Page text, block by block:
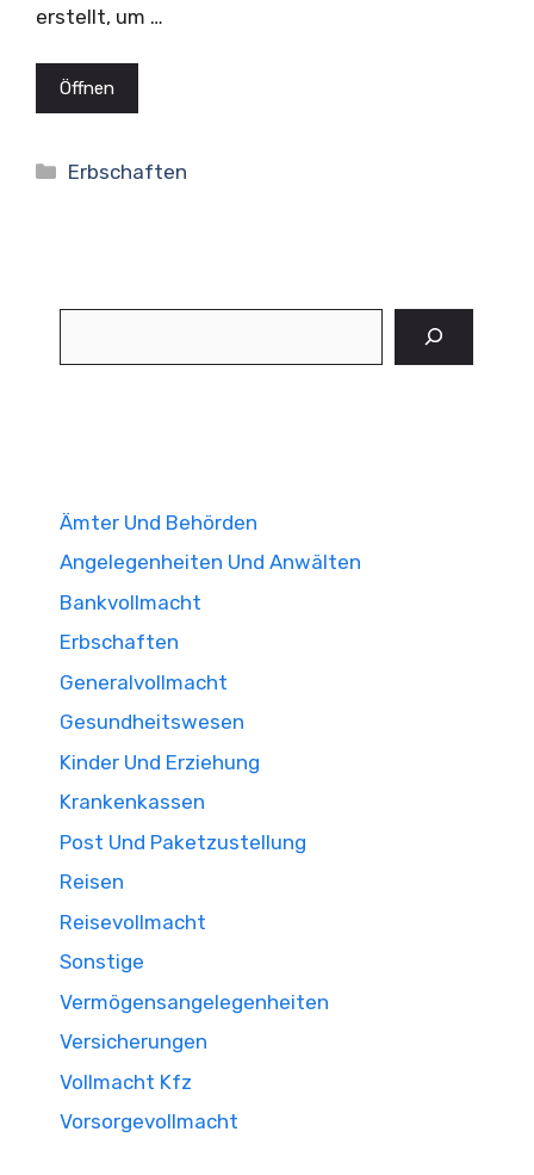
erstellt, um …
Öffnen
Kategorien
Erbschaften
Ämter Und Behörden
Angelegenheiten Und Anwälten
Bankvollmacht
Erbschaften
Generalvollmacht
Gesundheitswesen
Kinder Und Erziehung
Krankenkassen
Post Und Paketzustellung
Reisen
Reisevollmacht
Sonstige
Vermögensangelegenheiten
Versicherungen
Vollmacht Kfz
Vorsorgevollmacht